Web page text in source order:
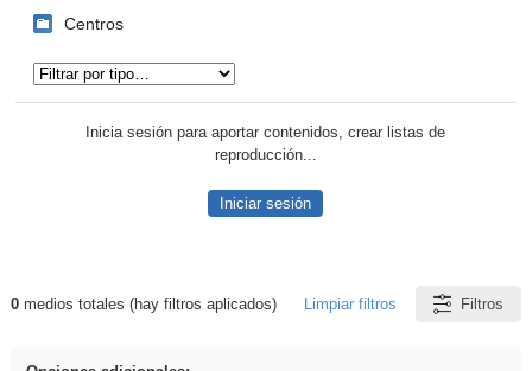
Centros
Inicia sesión para aportar contenidos, crear listas de
reproducción...
Iniciar sesión
Resultados de: Hisparob
0medios totales (hay filtros aplicados) Limpiar filtros Filtros